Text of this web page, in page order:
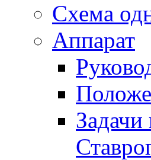
Схема
Аппарат